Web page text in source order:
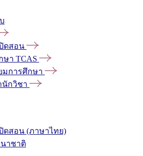
ดสอน
ษา TCAS
มการศึกษา
กวิชา
ดสอน (ภาษาไทย)
าชาติ